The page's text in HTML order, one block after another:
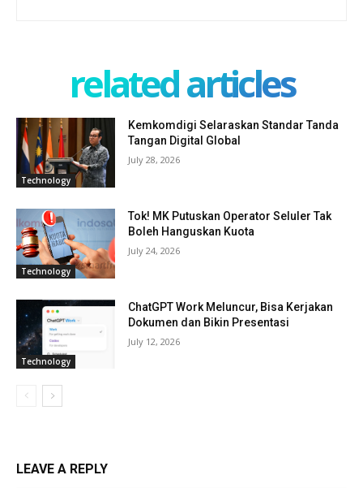
related articles
Technology
Kemkomdigi Selaraskan Standar Tanda
Tangan Digital Global
July 28, 2026
Technology
Tok! MK Putuskan Operator Seluler Tak
Boleh Hanguskan Kuota
July 24, 2026
Technology
ChatGPT Work Meluncur, Bisa Kerjakan
Dokumen dan Bikin Presentasi
July 12, 2026
LEAVE A REPLY